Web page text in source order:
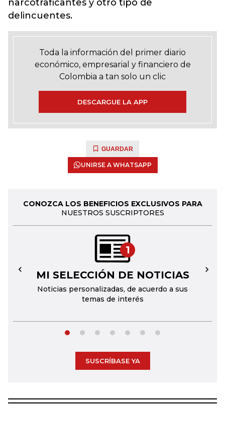
narcotraficantes y otro tipo de
delincuentes.
Toda la información del primer diario
económico, empresarial y financiero de
Colombia a tan solo un clic
DESCARGUE LA APP
GUARDAR
UNIRSE A WHATSAPP
CONOZCA LOS BENEFICIOS EXCLUSIVOS PARA
NUESTROS SUSCRIPTORES
1
MI SELECCIÓN DE NOTICIAS
Noticias personalizadas, de acuerdo a sus
temas de interés
← →
SUSCRÍBASE YA